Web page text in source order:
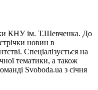
КНУ ім. Т.Шевченка. До
новин в
Спеціалізується на
тематики, а також
Svoboda.ua з січня